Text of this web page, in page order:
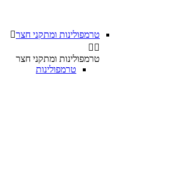
טרמפולינות ומתקני חצר
 
טרמפולינות ומתקני חצר
טרמפולינות